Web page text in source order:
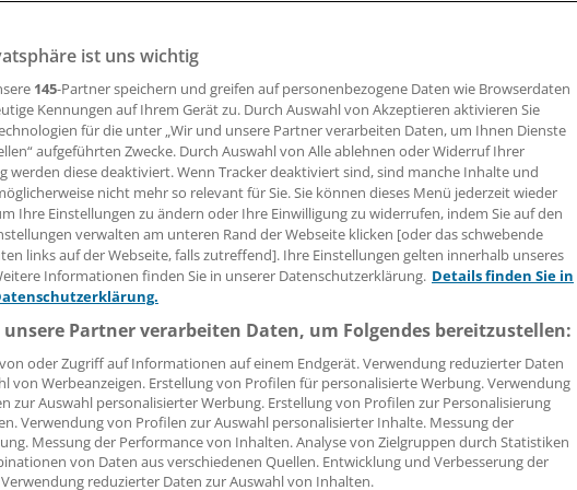
(MB), sie würden mit ihrem neuen Tarifsystem als Arbeitgeber für
Leserin, lieber Leser,
Beitrag können Sie lesen, sobald Sie sich eingeloggt haben.
Jetzt anmelden »
Kostenlos registrieren »
vergessen?
Problem beim Login?
ist mit wenigen Klicks erledigt und kostenlos.
des kostenlosen Login:
Analysen, Hintergründe und Infografiken
Interviews und Praxis-Tipps
auf allemedizinischen Berichte und Kommentare
Voraussetzungen für den Zugang
ist uns wichtig
145-Partner speichern und greifen auf personenbezogene Daten wie Browserdaten
Kennungen auf Ihrem Gerät zu. Durch Auswahl von Akzeptieren aktivieren Sie
für die unter „Wir und unsere Partner verarbeiten Daten, um Ihnen Dienste
aufgeführten Zwecke. Durch Auswahl von Alle ablehnen oder Widerruf Ihrer
werden diese deaktiviert. Wenn Tracker deaktiviert sind, sind manche Inhalte und
nicht mehr so relevant für Sie. Sie können dieses Menü jederzeit wieder
Ihre Einstellungen zu ändern oder Ihre Einwilligung zu widerrufen, indem Sie auf den
verwalten am unteren Rand der Webseite klicken [oder das schwebende
links auf der Webseite, falls zutreffend]. Ihre Einstellungen gelten innerhalb unseres
Informationen finden Sie in unserer Datenschutzerklärung. Details finden Sie in
Partner verarbeiten Daten, um Folgendes bereitzustellen:
oder Zugriff auf Informationen auf einem Endgerät. Verwendung reduzierter Daten
von Werbeanzeigen. Erstellung von Profilen für personalisierte Werbung. Verwendung
zur Auswahl personalisierter Werbung. Erstellung von Profilen zur Personalisierung
Verwendung von Profilen zur Auswahl personalisierter Inhalte. Messung der
Messung der Performance von Inhalten. Analyse von Zielgruppen durch Statistiken
von Daten aus verschiedenen Quellen. Entwicklung und Verbesserung der
reduzierter Daten zur Auswahl von Inhalten.